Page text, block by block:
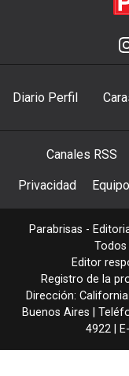
Diario Perfil
Canales RSS
Privacidad Equipo
Parabrisas -
Todos
Editor
Registro de la
Dirección:
Buenos Aires |
4922 |